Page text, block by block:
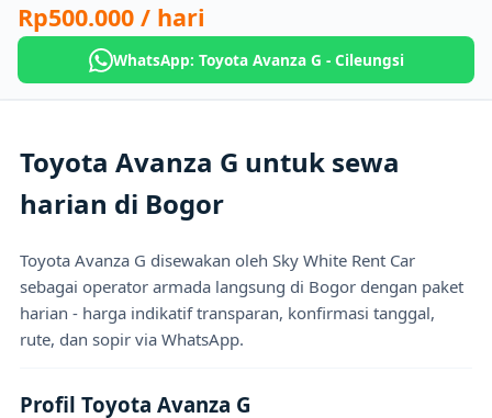
Rp500.000 / hari
WhatsApp: Toyota Avanza G - Cileungsi
Toyota Avanza G untuk sewa
harian di Bogor
Toyota Avanza G disewakan oleh Sky White Rent Car
sebagai operator armada langsung di Bogor dengan paket
harian - harga indikatif transparan, konfirmasi tanggal,
rute, dan sopir via WhatsApp.
Profil Toyota Avanza G